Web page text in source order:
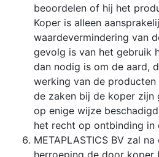
beoordelen of hij het
Koper is alleen
waardevermindering van
gevolg is van het gebruik
dan nodig is om de aard,
werking van de
de zaken bij de koper
op enige wijze
het recht op ontbinding in
METAPLASTICS BV zal
herroeping de door koper